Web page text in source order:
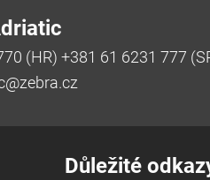
(HR) +381 61 6231 777
Důležité